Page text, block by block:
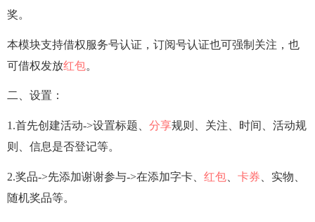
奖。
本模块支持借权服务号认证，订阅号认证也可强制关注，也
可借权发放红包。
二、设置：
1.首先创建活动->设置标题、 分享规则、关注、时间、活动规
则、信息是否登记等。
2.奖品->先添加谢谢参与->在添加字卡、 红包 卡券 、实物、
随机奖品等。